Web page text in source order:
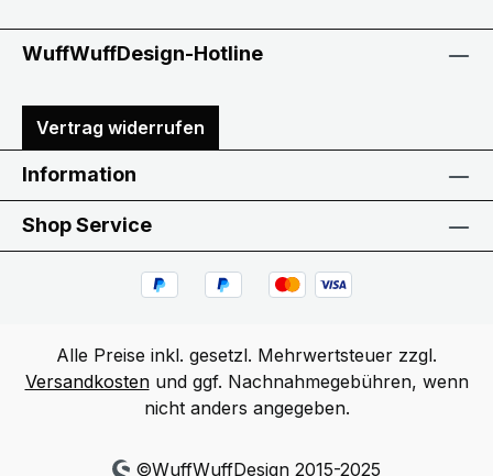
WuffWuffDesign-Hotline
Vertrag widerrufen
Information
Shop Service
Alle Preise inkl. gesetzl. Mehrwertsteuer zzgl.
Versandkostenund ggf. Nachnahmegebühren, wenn
nicht anders angegeben.
©WuffWuffDesign 2015-2025